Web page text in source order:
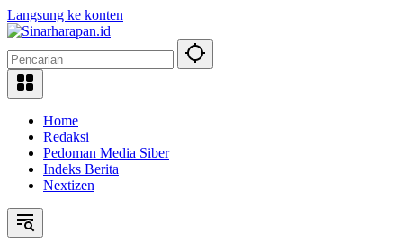
Langsung ke konten
Home
Redaksi
Pedoman Media Siber
Indeks Berita
Nextizen